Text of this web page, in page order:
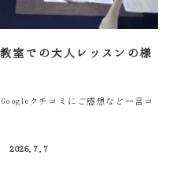
室での大人レッスンの様
クチコミにご感想など一言コ
2026.7.7